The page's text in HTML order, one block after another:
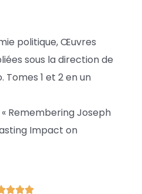
politique, Œuvres
sous la direction de
Tomes 1 et 2 en un
« Remembering Joseph
Impact on